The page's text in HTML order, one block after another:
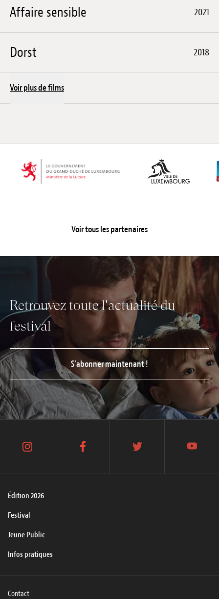
Affaire sensible 2021
Dorst 2018
Voir plus de films
Voir tous les partenaires
Retrouvez toute l'actualité du
festival
S’abonner maintenant !
Édition 2026
Festival
Jeune Public
Infos pratiques
instagram facebook twitter youtube
Contact